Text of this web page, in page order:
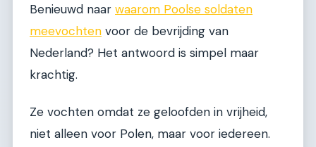
Benieuwd naar waarom Poolse soldaten
meevochten voor de bevrijding van
Nederland? Het antwoord is simpel maar
krachtig.
Ze vochten omdat ze geloofden in vrijheid,
niet alleen voor Polen, maar voor iedereen.